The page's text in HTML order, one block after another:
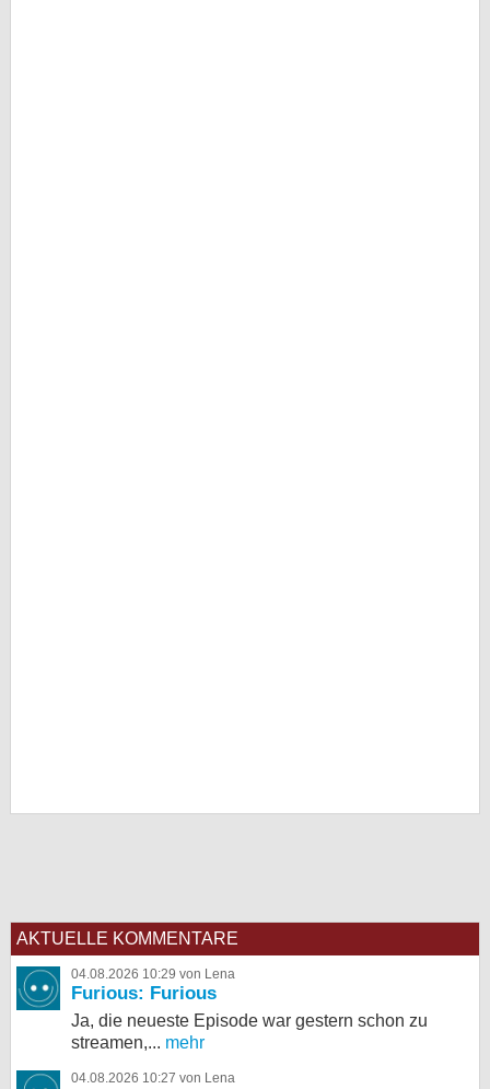
AKTUELLE KOMMENTARE
04.08.2026 10:29 von Lena
Furious: Furious
Ja, die neueste Episode war gestern schon zu
streamen,... mehr
04.08.2026 10:27 von Lena